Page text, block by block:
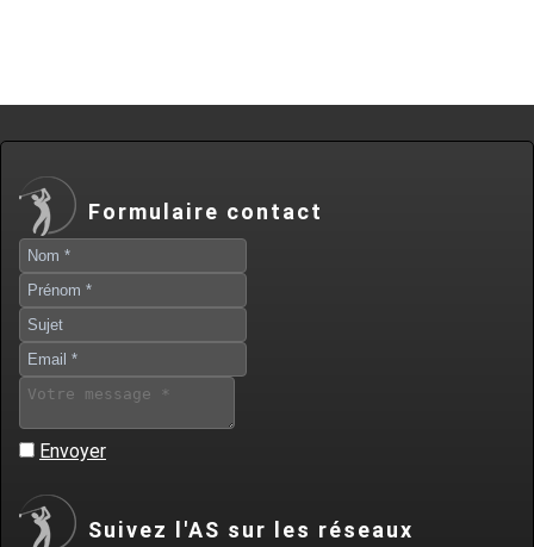
Formulaire contact
Envoyer
Suivez l'AS sur les réseaux